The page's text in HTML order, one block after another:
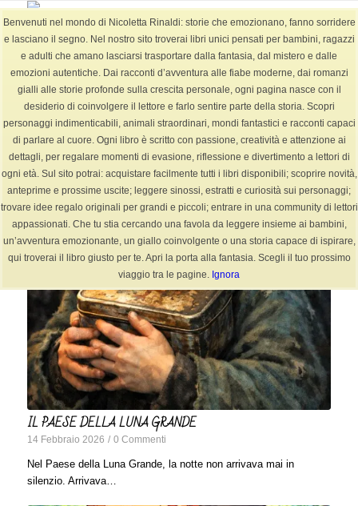
Benvenuti nel mondo di Nicoletta Rinaldi: storie che emozionano, fanno sorridere
e lasciano il segno. Nel nostro sito troverai libri unici pensati per bambini, ragazzi
e adulti che amano lasciarsi trasportare dalla fantasia, dal mistero e dalle
emozioni autentiche. Dai racconti d’avventura alle fiabe moderne, dai romanzi
gialli alle storie profonde sulla crescita personale, ogni pagina nasce con il
desiderio di coinvolgere il lettore e farlo sentire parte della storia. Scopri
personaggi indimenticabili, animali straordinari, mondi fantastici e racconti capaci
di parlare al cuore. Ogni libro è scritto con passione, creatività e attenzione ai
dettagli, per regalare momenti di evasione, riflessione e divertimento a lettori di
ogni età. Sul sito potrai: acquistare facilmente tutti i libri disponibili; scoprire novità,
anteprime e prossime uscite; leggere sinossi, estratti e curiosità sui personaggi;
trovare idee regalo originali per grandi e piccoli; entrare in una community di lettori
appassionati. Che tu stia cercando una favola da leggere insieme ai bambini,
un’avventura emozionante, un giallo coinvolgente o una storia capace di ispirare,
qui troverai il libro giusto per te. Apri la porta alla fantasia. Scegli il tuo prossimo
viaggio tra le pagine. Ignora
Archivio per categoria: Fiabe +6-12 anni (Pagina 2)
Sei in: Home / BLOG / Fiabe +6-12 anni
IL PAESE DELLA LUNA GRANDE
14 Febbraio 2026 / 0 Commenti
Nel Paese della Luna Grande, la notte non arrivava mai in
silenzio. Arrivava…